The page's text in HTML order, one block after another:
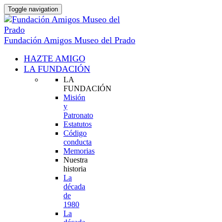
Toggle navigation
Fundación Amigos Museo del Prado
HAZTE AMIGO
LA FUNDACIÓN
LA
FUNDACIÓN
Misión
y
Patronato
Estatutos
Código
conducta
Memorias
Nuestra
historia
La
década
de
1980
La